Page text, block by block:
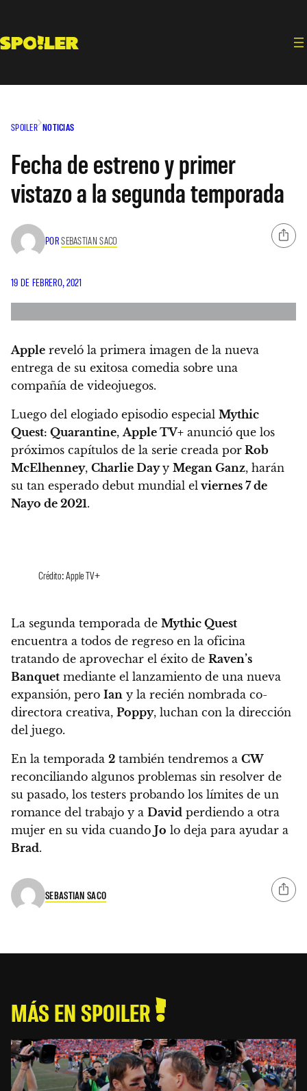
contenido
SPOILER NOTICIAS
Fecha de estreno y primer
vistazo a la segunda temporada
PORSEBASTIAN SACO
19 DE FEBRERO, 2021
Apple reveló la primera imagen de la nueva
entrega de su exitosa comedia sobre una
compañía de videojuegos.
Luego del elogiado episodio especial Mythic
Quest: Quarantine,Apple TV+ anunció que los
próximos capítulos de la serie creada por Rob
McElhenney, Charlie Dayy Megan Ganz, harán
su tan esperado debut mundial el viernes 7 de
Nayo de 2021.
Crédito: Apple TV+
La segunda temporada de Mythic Quest
encuentra a todos de regreso en la oficina
tratando de aprovechar el éxito de Raven’s
Banquet mediante el lanzamiento de una nueva
expansión, pero Ian y la recién nombrada co-
directora creativa, Poppy, luchan con la dirección
del juego.
En la temporada 2 también tendremos a CW
reconciliando algunos problemas sin resolver de
su pasado, los testers probando los límites de un
romance del trabajo y a David perdiendo a otra
mujer en su vida cuando Jo lo deja para ayudar a
Brad.
SEBASTIAN SACO
MÁS EN SPOILER